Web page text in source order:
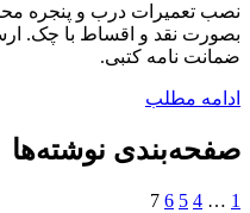
نصب تعمیرات درب و پنجره
بصورت نقد و اقساط با چک.
ضمانت نامه کتبی.
ادامه مطلب
صفحه‌بندی نوشته‌ها
1
…
4
5
6
7